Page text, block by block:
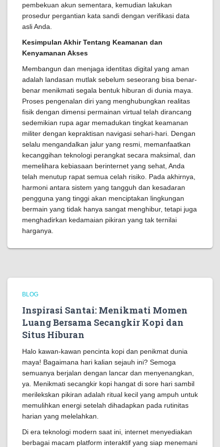
pembekuan akun sementara, kemudian lakukan
prosedur pergantian kata sandi dengan verifikasi data
asli Anda.
Kesimpulan Akhir Tentang Keamanan dan
Kenyamanan Akses
Membangun dan menjaga identitas digital yang aman
adalah landasan mutlak sebelum seseorang bisa benar-
benar menikmati segala bentuk hiburan di dunia maya.
Proses pengenalan diri yang menghubungkan realitas
fisik dengan dimensi permainan virtual telah dirancang
sedemikian rupa agar memadukan tingkat keamanan
militer dengan kepraktisan navigasi sehari-hari. Dengan
selalu mengandalkan jalur yang resmi, memanfaatkan
kecanggihan teknologi perangkat secara maksimal, dan
memelihara kebiasaan berinternet yang sehat, Anda
telah menutup rapat semua celah risiko. Pada akhirnya,
harmoni antara sistem yang tangguh dan kesadaran
pengguna yang tinggi akan menciptakan lingkungan
bermain yang tidak hanya sangat menghibur, tetapi juga
menghadirkan kedamaian pikiran yang tak ternilai
harganya.
BLOG
Inspirasi Santai: Menikmati Momen
Luang Bersama Secangkir Kopi dan
Situs Hiburan
Halo kawan-kawan pencinta kopi dan penikmat dunia
maya! Bagaimana hari kalian sejauh ini? Semoga
semuanya berjalan dengan lancar dan menyenangkan,
ya. Menikmati secangkir kopi hangat di sore hari sambil
merilekskan pikiran adalah ritual kecil yang ampuh untuk
memulihkan energi setelah dihadapkan pada rutinitas
harian yang melelahkan.
Di era teknologi modern saat ini, internet menyediakan
berbagai macam platform interaktif yang siap menemani